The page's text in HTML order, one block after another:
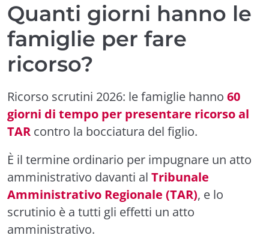
Quanti giorni hanno le
famiglie per fare
ricorso?
Ricorso scrutini 2026: le famiglie hanno 60
giorni di tempo per presentare ricorso al
TAR contro la bocciatura del figlio.
È il termine ordinario per impugnare un atto
amministrativo davanti al Tribunale
Amministrativo Regionale (TAR), e lo
scrutinio è a tutti gli effetti un atto
amministrativo.